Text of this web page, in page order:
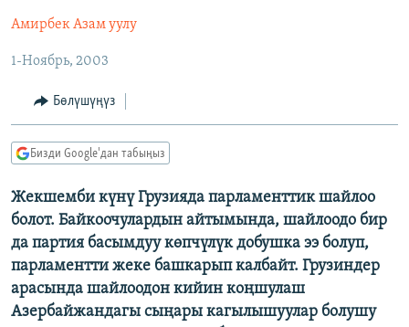
ЭКОНОМИКА
МАДАНИЯТ
БОРБОР АЗИЯ
АТАЙЫН ИЛИКТӨӨ
ТВ ПРОГРАММАЛАР
БҮГҮН АЗАТТЫКТА
БИЗ ЖАНА ДҮЙНӨ
ДАНИСТЕ
ЭЖЕ-СИҢДИЛЕР
АЗАТТЫК+
ЫҢГАЙСЫЗ СУРООЛОР
ПОДКАСТ
ӨЗГӨЧӨ ПИКИР
ОНЛАЙН ШЕРИНЕ
Амирбек Азам уулу
1-Ноябрь, 2003
Бөлүшүңүз
Бизди Google'дан табыңыз
Жекшемби күнү Грузияда парламенттик шайлоо
болот. Байкоочулардын айтымында, шайлоодо бир
да партия басымдуу көпчүлүк добушка ээ болуп,
парламентти жеке башкарып калбайт. Грузиндер
арасында шайлоодон кийин коңшулаш
Азербайжандагы сыңары кагылышуулар болушу